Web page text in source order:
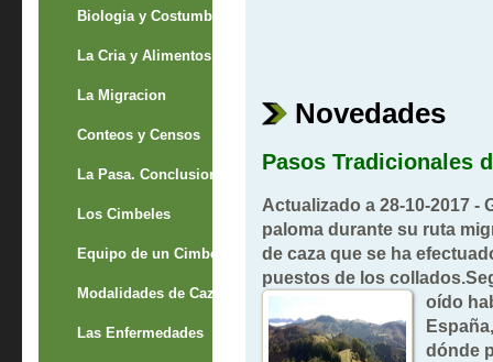
Biologia y Costumbres
La Cria y Alimentos
La Migracion
Conteos y Censos
La Pasa. Conclusion
Los Cimbeles
Equipo de un Cimbelero
Modalidades de Caza
Las Enfermedades
Novedades
Pasos Tradicionales
Actualizado a 28-10-2017 -
paloma durante su ruta
de caza que se ha
puestos de los
oído
dónde